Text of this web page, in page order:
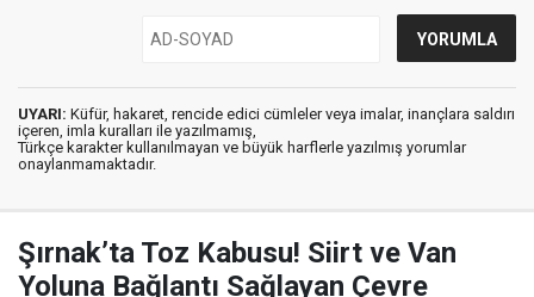
UYARI: Küfür, hakaret, rencide edici cümleler veya imalar, inançlara saldırı
içeren, imla kuralları ile yazılmamış,
Türkçe karakter kullanılmayan ve büyük harflerle yazılmış yorumlar
onaylanmamaktadır.
Şırnak’ta Toz Kabusu! Siirt ve Van
Yoluna Bağlantı Sağlayan Çevre